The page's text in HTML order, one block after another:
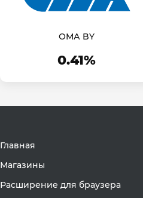
ОМА BY
0.41%
Главная
Магазины
Расширение для браузера